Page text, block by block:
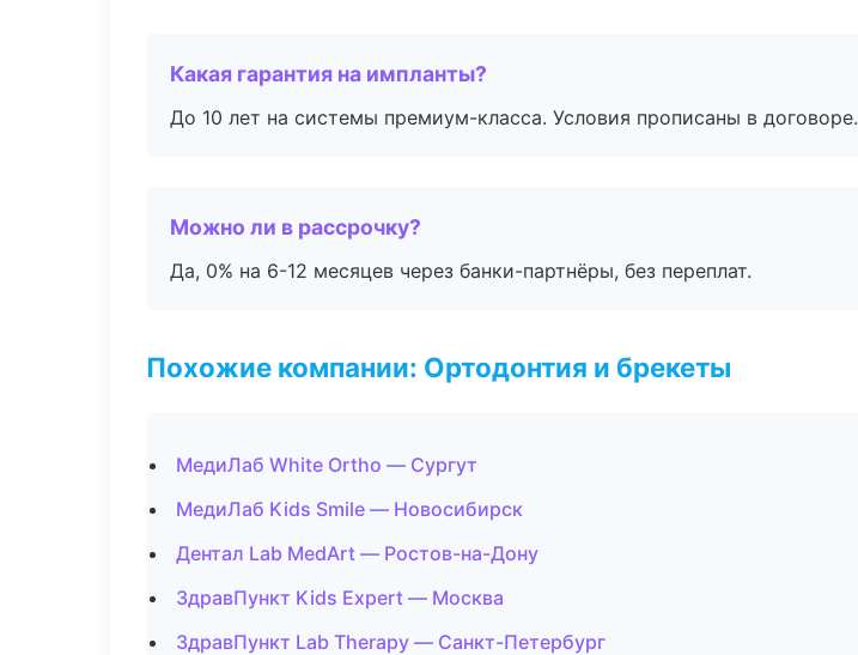
Какая гарантия на импланты?
До 10 лет на системы премиум-класса. Условия прописаны в договоре.
Можно ли в рассрочку?
Да, 0% на 6-12 месяцев через банки-партнёры, без переплат.
Похожие компании: Ортодонтия и брекеты
МедиЛаб White Ortho — Сургут
МедиЛаб Kids Smile — Новосибирск
Дентал Lab MedArt — Ростов-на-Дону
ЗдравПункт Kids Expert — Москва
ЗдравПункт Lab Therapy — Санкт-Петербург